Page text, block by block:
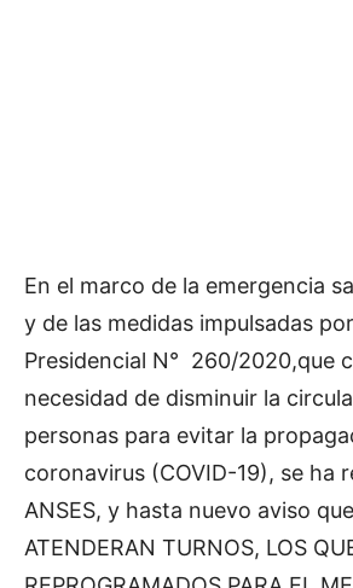
En el marco de la emergencia
y de las medidas impulsadas
Presidencial N° 260/2020,que
necesidad de disminuir la
personas para evitar la
coronavirus (COVID-19), se ha
ANSES, y hasta nuevo aviso
ATENDERAN TURNOS, LOS